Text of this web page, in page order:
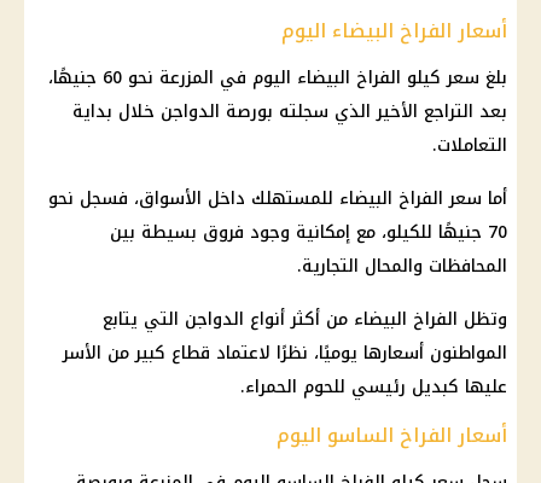
أسعار الفراخ البيضاء اليوم
بلغ سعر كيلو الفراخ البيضاء
اليوم في المزرعة نحو 60 جنيهًا،
بعد التراجع الأخير الذي سجلته بورصة الدواجن خلال بداية
التعاملات.
أما سعر الفراخ البيضاء للمستهلك داخل الأسواق، فسجل نحو
70 جنيهًا للكيلو، مع إمكانية وجود فروق بسيطة بين
المحافظات والمحال التجارية.
وتظل الفراخ البيضاء من أكثر أنواع الدواجن التي يتابع
المواطنون أسعارها يوميًا، نظرًا لاعتماد قطاع كبير من الأسر
عليها كبديل رئيسي للحوم الحمراء.
أسعار الفراخ الساسو اليوم